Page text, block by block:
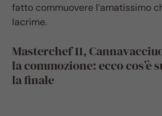
fatto commuovere l’amatissimo
lacrime.
Masterchef 11,
la commozione: ecco cos’è
la finale